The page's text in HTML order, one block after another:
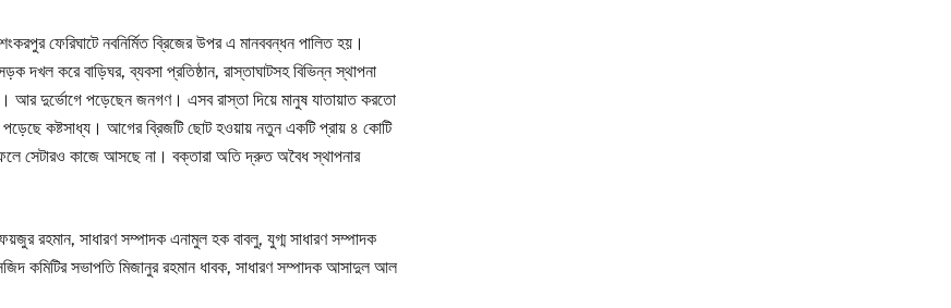
ফেরিঘাটে নবনির্মিত ব্রিজের উপর এ মানববন্ধন পালিত হয়।
দখল করে বাড়িঘর, ব্যবসা প্রতিষ্ঠান, রাস্তাঘাটসহ বিভিন্ন স্থাপনা
আর দুর্ভোগে পড়েছেন জনগণ। এসব রাস্তা দিয়ে মানুষ যাতায়াত করতো
পড়েছে কষ্টসাধ্য। আগের ব্রিজটি ছোট হওয়ায় নতুন একটি প্রায় ৪ কোটি
ফলে সেটারও কাজে আসছে না। বক্তারা অতি দ্রুত অবৈধ স্থাপনার
রহমান, সাধারণ সম্পাদক এনামুল হক বাবলু, যুগ্ম সাধারণ সম্পাদক
কমিটির সভাপতি মিজানুর রহমান ধাবক, সাধারণ সম্পাদক আসাদুল আল